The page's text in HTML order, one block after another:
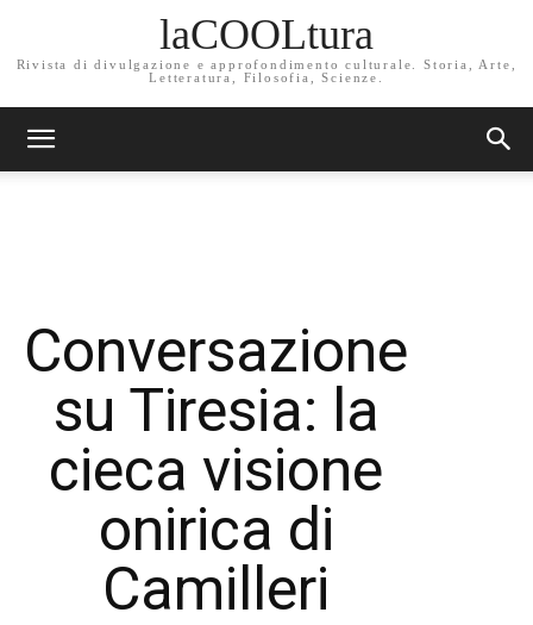
laCOOLtura
Rivista di divulgazione e approfondimento culturale. Storia, Arte,
Letteratura, Filosofia, Scienze.
Conversazione
su Tiresia: la
cieca visione
onirica di
Camilleri